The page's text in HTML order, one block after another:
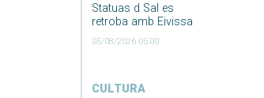
Statuas d Sal es
retroba amb Eivissa
05/08/2026 05:00
CULTURA